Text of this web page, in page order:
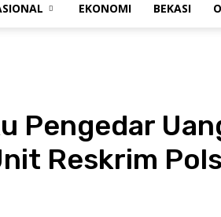
EKONOMI BEKASI
Pengedar
Reskrim